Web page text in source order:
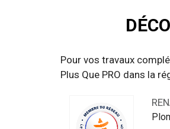
Pour vos travaux
Plus Que PRO dans la